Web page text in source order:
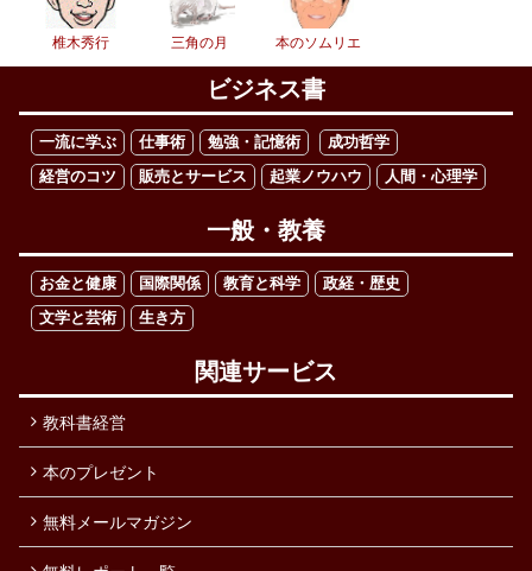
椎木秀行 三角の月 本のソムリエ
ビジネス書
一流に学ぶ 仕事術 勉強・記憶術
成功哲学
経営のコツ
販売とサービス 起業ノウハウ 人間・心理学
一般・教養
お金と健康 国際関係 教育と科学
政経・歴史
文学と芸術
生き方
関連サービス
教科書経営
本のプレゼント
無料メールマガジン